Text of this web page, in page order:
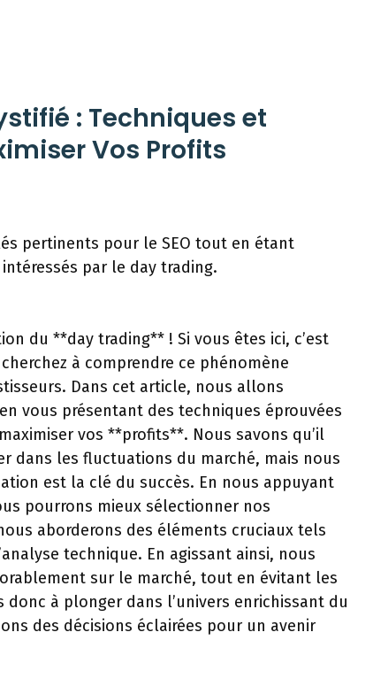
: Techniques et
Vos Profits
pertinents pour le SEO tout en étant
par le day trading.
du **day trading** ! Si vous êtes ici, c’est
à comprendre ce phénomène
Dans cet article, nous allons
vous présentant des techniques éprouvées
vos **profits**. Nous savons qu’il
dans les fluctuations du marché, mais nous
est la clé du succès. En nous appuyant
pourrons mieux sélectionner nos
aborderons des éléments cruciaux tels
technique. En agissant ainsi, nous
sur le marché, tout en évitant les
donc à plonger dans l’univers enrichissant du
des décisions éclairées pour un avenir